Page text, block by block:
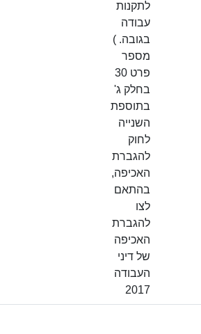
לתקנות
עבודה
בגובה. )
מספר
פרט 30
בחלק ג'
בתוספת
השנייה
לחוק
להגברת
האכיפה,
בהתאם
לצו
להגברת
האכיפה
של דיני
העבודה
2017